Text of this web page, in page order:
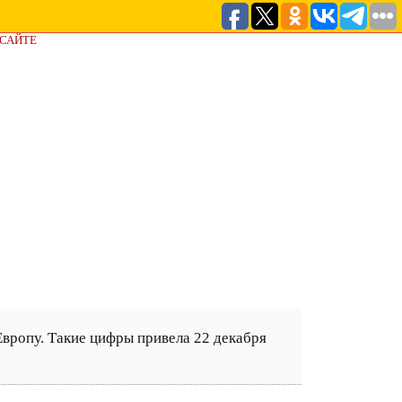
Такие цифры привела 22 декабря